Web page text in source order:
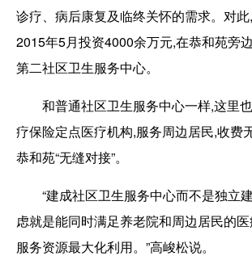
诊疗、病后康复及临终关怀的需求。对此
2015年5月投资4000余万元,在恭和苑旁
第二社区卫生服务中心。
和普通社区卫生服务中心一样,这里
疗保险定点医疗机构,服务周边居民,收费
恭和苑“无缝对接”。
“建成社区卫生服务中心而不是独立
虑就是能同时满足养老院和周边居民的
服务资源最大化利用。”高峻松说。